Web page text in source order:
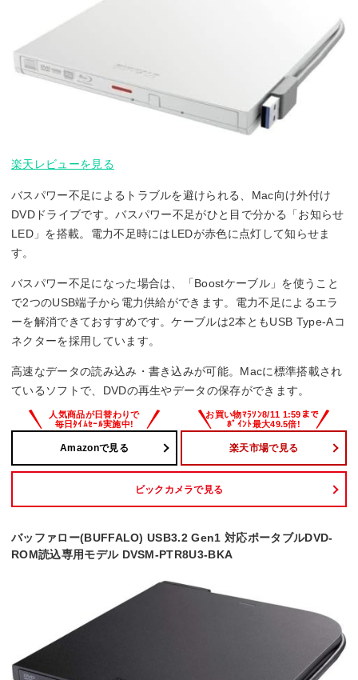
楽天レビューを見る
バスパワー不足によるトラブルを避けられる、Mac向け外付け
DVDドライブです。バスパワー不足がひと目で分かる「お知らせ
LED」を搭載。電力不足時にはLEDが赤色に点灯して知らせま
す。
バスパワー不足になった場合は、「Boostケーブル」を使うこと
で2つのUSB端子から電力供給ができます。電力不足によるエラ
ーを解消できておすすめです。ケーブルは2本ともUSB Type-Aコ
ネクターを採用しています。
高速なデータの読み込み・書き込みが可能。Macに標準搭載され
ているソフトで、DVDの再生やデータの保存ができます。
Amazonで見る 楽天市場で見る
ビックカメラで見る
バッファロー(BUFFALO) USB3.2 Gen1 対応ポータブルDVD-
ROM読込専用モデル DVSM-PTR8U3-BKA